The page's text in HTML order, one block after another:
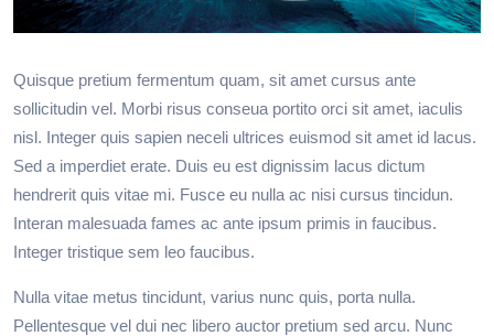
Quisque pretium fermentum quam, sit amet cursus ante
sollicitudin vel. Morbi risus conseua portito orci sit amet, iaculis
nisl. Integer quis sapien neceli ultrices euismod sit amet id lacus.
Sed a imperdiet erate. Duis eu est dignissim lacus dictum
hendrerit quis vitae mi. Fusce eu nulla ac nisi cursus tincidun.
Interan malesuada fames ac ante ipsum primis in faucibus.
Integer tristique sem leo faucibus.
Nulla vitae metus tincidunt, varius nunc quis, porta nulla.
Pellentesque vel dui nec libero auctor pretium sed arcu. Nunc